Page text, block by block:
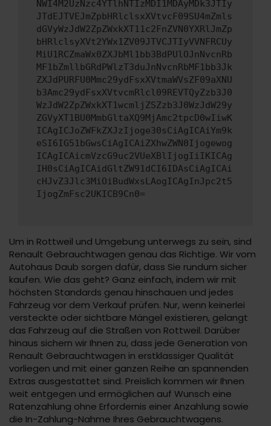
NWI4M2UzNzc4YTlhNTIzMDI1MDAyMDk3JTIy
JTdEJTVEJmZpbHRlclsxXVtvcF09SU4mZmls
dGVyWzJdW2ZpZWxkXT11c2FnZVN0YXRlJmZp
bHRlclsyXVt2YWx1ZV09JTVCJTIyVVNFRCUy
MiU1RCZmaWx0ZXJbMl1bb3BdPUlOJnNvcnRb
MF1bZmllbGRdPWlzT3duJnNvcnRbMF1bb3Jk
ZXJdPURFU0Mmc29ydFsxXVtmaWVsZF09aXNU
b3Amc29ydFsxXVtvcmRlcl09REVTQyZzb3J0
WzJdW2ZpZWxkXT1wcmljZSZzb3J0WzJdW29y
ZGVyXT1BU0MmbGltaXQ9MjAmc2tpcD0wIiwK
ICAgICJoZWFkZXJzIjoge30sCiAgICAiYm9k
eSI6IG51bGwsCiAgICAiZXhwZWN0Ijogewog
ICAgICAicmVzcG9uc2VUeXBlIjogIiIKICAg
IH0sCiAgICAidGltZW91dCI6IDAsCiAgICAi
cHJvZ3Jlc3MiOiBudWxsLAogICAgInJpc2t5
IjogZmFsc2UKICB9Cn0=
Um in Rottweil und Umgebung unterwegs zu sein, sind
Renault Gebrauchtwagen genau das Richtige. Wir vom
Autohaus Daub sorgen dafür, dass Sie rundum sicher
kaufen. Wie das geht? Ganz einfach, indem wir mit
höchsten Standards genau hinschauen und jedes
Fahrzeug vor dem Verkauf prüfen. Nur, wenn keinerlei
versteckte oder sichtbare Mängel existieren, gelangt
das Fahrzeug auf die Straßen von Rottweil. Darüber
hinaus sichern wir Ihnen zu, dass jede Generation von
Renault Gebrauchtwagen in erstklassiger Qualität
vorliegen und mit einer ganzen Reihe an spannenden
Extras ausgestattet sind. Preislich kommen wir Ihnen
weit entgegen und ermöglichen auf Wunsch eine
Ratenzahlung ohne Erfordernis einer Anzahlung sowie
die In-Zahlung-Nahme Ihres Gebrauchtwagens.